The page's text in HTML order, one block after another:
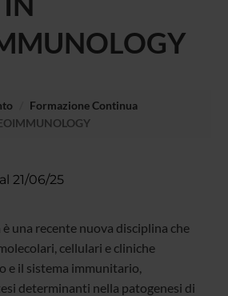
Formazione Continua
21/06/25
una recente nuova disciplina che
cellulari e cliniche
e il sistema immunitario,
determinanti nella patogenesi di